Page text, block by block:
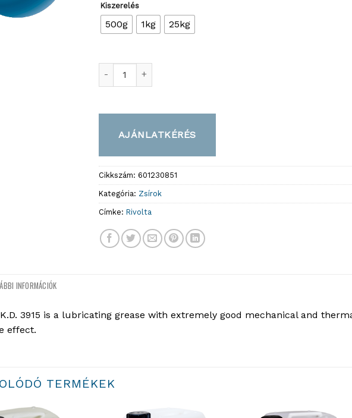
Kiszerelés
500g 1kg 25kg
AJÁNLATKÉRÉS
Cikkszám: 601230851
Kategória: Zsírok
Címke: Rivolta
INFORMÁCIÓK
3915 is a lubricating grease with extremely good mechanical and
effect.
TERMÉKEK